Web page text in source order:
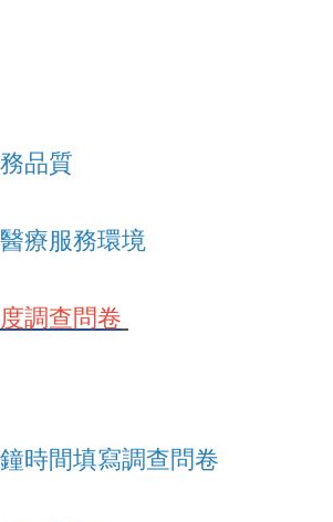
品質
療服務環境
調查問卷
時間填寫調查問卷